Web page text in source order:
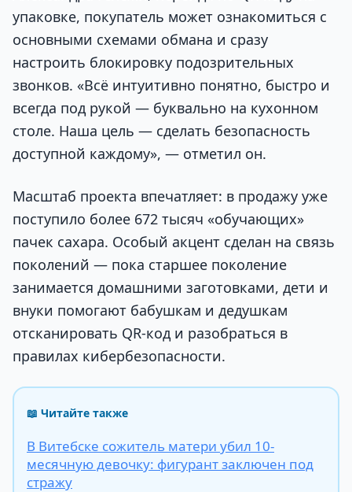
упаковке, покупатель может ознакомиться с
основными схемами обмана и сразу
настроить блокировку подозрительных
звонков. «Всё интуитивно понятно, быстро и
всегда под рукой — буквально на кухонном
столе. Наша цель — сделать безопасность
доступной каждому», — отметил он.
Масштаб проекта впечатляет: в продажу уже
поступило более 672 тысяч «обучающих»
пачек сахара. Особый акцент сделан на связь
поколений — пока старшее поколение
занимается домашними заготовками, дети и
внуки помогают бабушкам и дедушкам
отсканировать QR-код и разобраться в
правилах кибербезопасности.
📖 Читайте также
В Витебске сожитель матери убил 10-
месячную девочку: фигурант заключен под
стражу